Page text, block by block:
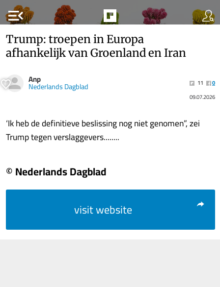
menu_open
Trump: troepen in Europa
afhankelijk van Groenland en Iran
Anp
Nederlands Dagblad 11
0
09.07.2026
‘Ik heb de definitieve beslissing nog niet genomen”, zei
Trump tegen verslaggevers........
© Nederlands Dagblad
visit website